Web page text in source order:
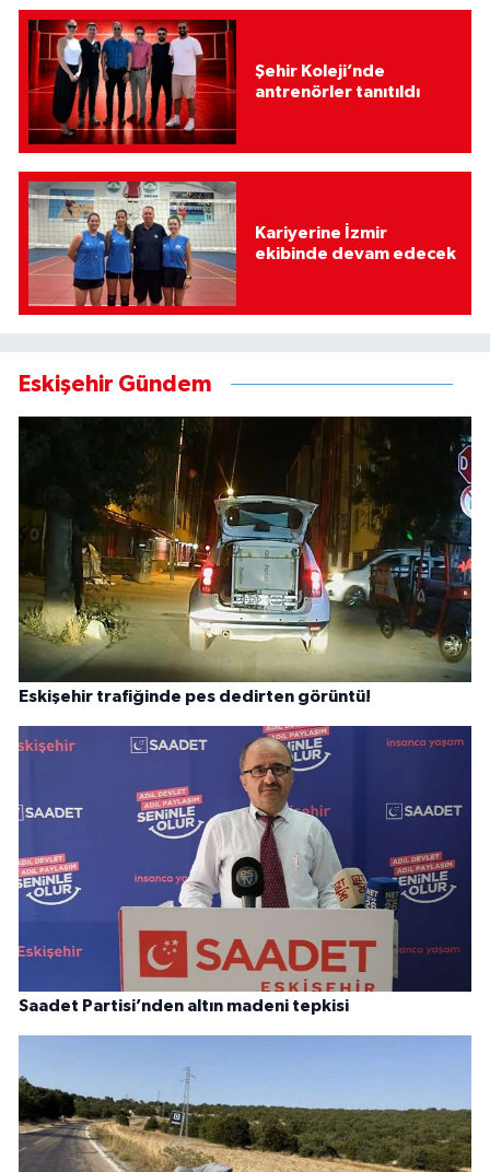
Şehir Koleji’nde
antrenörler tanıtıldı
Kariyerine İzmir
ekibinde devam edecek
Eskişehir Gündem
Eskişehir trafiğinde pes dedirten görüntü!
Saadet Partisi’nden altın madeni tepkisi